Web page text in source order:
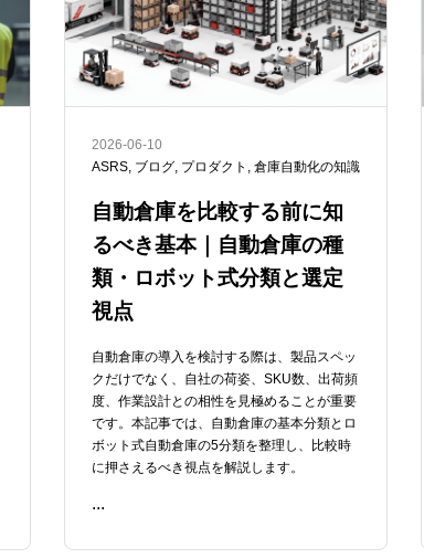
2026-06-10
ASRS, ブログ, プロダクト , 倉庫自動化の知識
自動倉庫を比較する前に知
るべき基本｜自動倉庫の種
類・ロボット式分類と選定
視点
自動倉庫の導入を検討する際は、製品スペッ
クだけでなく、自社の荷姿、SKU数、出荷頻
度、作業設計との相性を見極めることが重要
です。本記事では、自動倉庫の基本分類とロ
ボット式自動倉庫の5分類を整理し、比較時
に押さえるべき視点を解説します。
...
READ ME